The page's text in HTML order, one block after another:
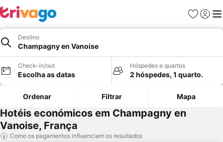
Favoritos
Iniciar
Destino
Champagny en Vanoise
Check-in/out
Escolha as datas
Hóspedes e quartos
2 hóspedes, 1 quarto.
Ordenar Filtrar Mapa
Hotéis económicos em Champagny en
Vanoise, França
Como os pagamentos influenciam os resultados